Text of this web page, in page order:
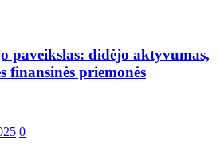
paveikslas: didėjo aktyvumas,
finansinės priemonės
0